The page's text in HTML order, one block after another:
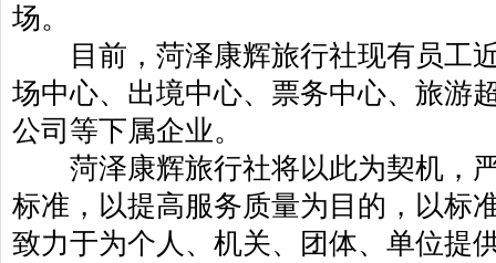
场。
目前，菏泽康辉旅行社现有员工
场中心、出境中心、票务中心、旅游
公司等下属企业。
菏泽康辉旅行社将以此为契机，
标准，以提高服务质量为目的，以标
致力于为个人、机关、团体、单位提